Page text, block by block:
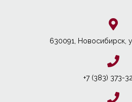
630091, Новосибирcк,
+7 (383) 373-